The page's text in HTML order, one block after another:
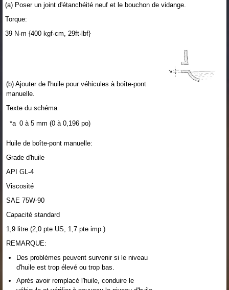
(a) Poser un joint d'étanchéité neuf et le bouchon de vidange.
Torque:
39 N·m {400 kgf·cm, 29ft·lbf}
(b) Ajouter de l'huile pour véhicules à boîte-pont
manuelle.
Texte du schéma
*a 0 à 5 mm (0 à 0,196 po)
Huile de boîte-pont manuelle:
Grade d'huile
API GL-4
Viscosité
SAE 75W-90
Capacité standard
1,9 litre (2,0 pte US, 1,7 pte imp.)
REMARQUE:
Des problèmes peuvent survenir si le niveau
d'huile est trop élevé ou trop bas.
Après avoir remplacé l'huile, conduire le